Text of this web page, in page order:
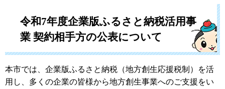
令和7年度企業版ふるさと納税活用事
業 契約相手方の公表について
本市では、企業版ふるさと納税（地方創生応援税制）を活
用し、多くの企業の皆様から地方創生事業へのご支援をい